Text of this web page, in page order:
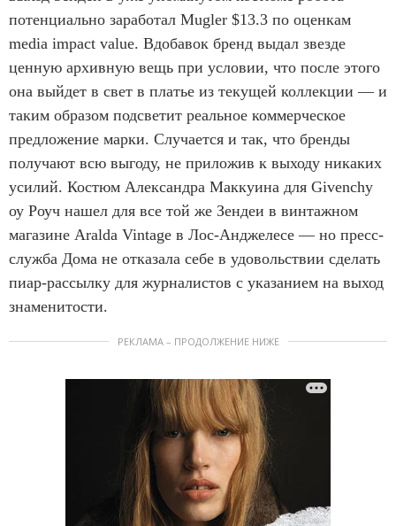
потенциально заработал Mugler $13.3 по оценкам
media impact value. Вдобавок бренд выдал звезде
ценную архивную вещь при условии, что после этого
она выйдет в свет в платье из текущей коллекции — и
таким образом подсветит реальное коммерческое
предложение марки. Случается и так, что бренды
получают всю выгоду, не приложив к выходу никаких
усилий. Костюм Александра Маккуина для Givenchy
оу Роуч нашел для все той же Зендеи в винтажном
магазине Aralda Vintage в Лос-Анджелесе — но пресс-
служба Дома не отказала себе в удовольствии сделать
пиар-рассылку для журналистов с указанием на выход
знаменитости.
РЕКЛАМА – ПРОДОЛЖЕНИЕ НИЖЕ